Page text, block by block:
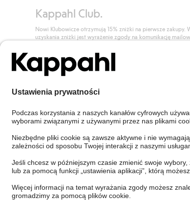
Kappahl Club.
Nowi Klubowicze otrzymują 15% zniżki na pierwsze zakupy.
uzyskania zniżki jest wyrażenie zgody na komunikację
Dołącz do Klubu!
Poland Zmień kraj